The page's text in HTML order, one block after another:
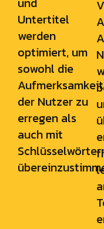
Untertitel
werden
optimiert, um
sowohl die
Aufmerksamkeit
der Nutzer zu
erregen als
auch mit